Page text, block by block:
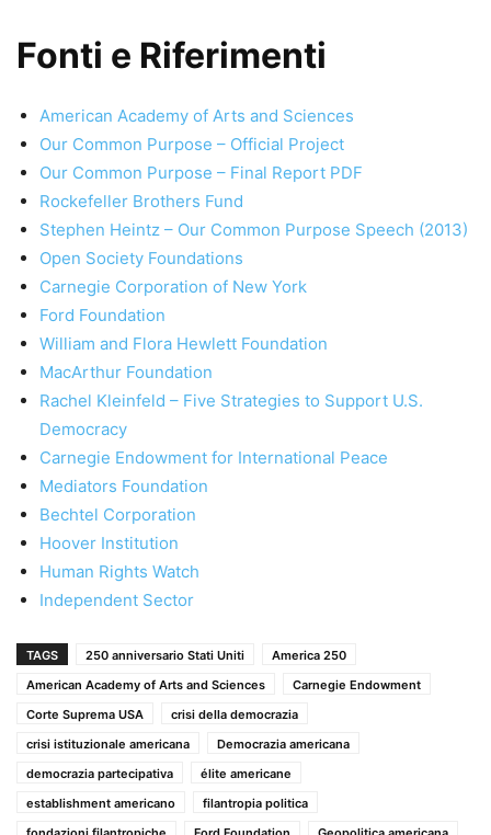
Fonti e Riferimenti
American Academy of Arts and Sciences
Our Common Purpose – Official Project
Our Common Purpose – Final Report PDF
Rockefeller Brothers Fund
Stephen Heintz – Our Common Purpose Speech (2013)
Open Society Foundations
Carnegie Corporation of New York
Ford Foundation
William and Flora Hewlett Foundation
MacArthur Foundation
Rachel Kleinfeld – Five Strategies to Support U.S.
Democracy
Carnegie Endowment for International Peace
Mediators Foundation
Bechtel Corporation
Hoover Institution
Human Rights Watch
Independent Sector
TAGS 250 anniversario Stati Uniti
America 250
American Academy of Arts and Sciences
Carnegie Endowment
Corte Suprema USA
crisi della democrazia
crisi istituzionale americana
Democrazia americana
democrazia partecipativa
élite americane
establishment americano
filantropia politica